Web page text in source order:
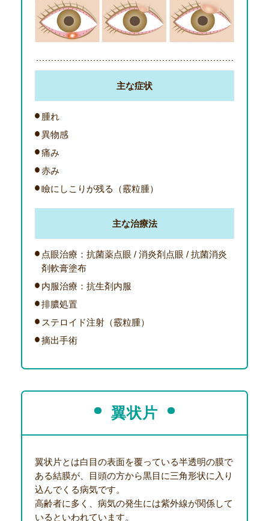
主な症状
腫れ
異物感
痛み
赤み
瞼にしこりが残る（霰粒腫）
主な治療法
点眼治療：抗菌薬点眼 / 消炎剤点眼 / 抗菌消炎
剤軟膏塗布
内服治療：抗生剤内服
排膿処置
ステロイド注射（霰粒腫）
摘出手術
翼状片
翼状片とは白目の表面を覆っている半透明の膜で
ある結膜が、目頭の方から黒目に三角形状に入り
込んでくる病気です。
高齢者に多く、病気の発生には紫外線が関係して
いるといわれています。